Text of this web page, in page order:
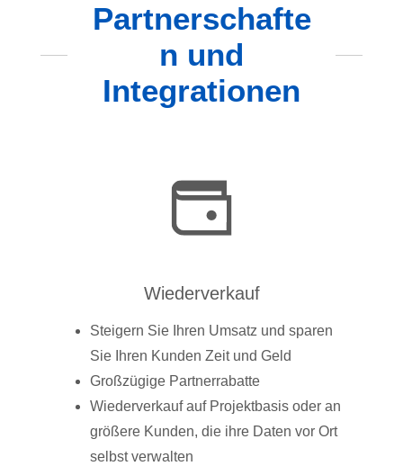
Partnerschafte
n und
Integrationen
Wiederverkauf
Steigern Sie Ihren Umsatz und sparen
Sie Ihren Kunden Zeit und Geld
Großzügige Partnerrabatte
Wiederverkauf auf Projektbasis oder an
größere Kunden, die ihre Daten vor Ort
selbst verwalten